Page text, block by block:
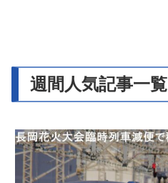
週間人気記事一覧